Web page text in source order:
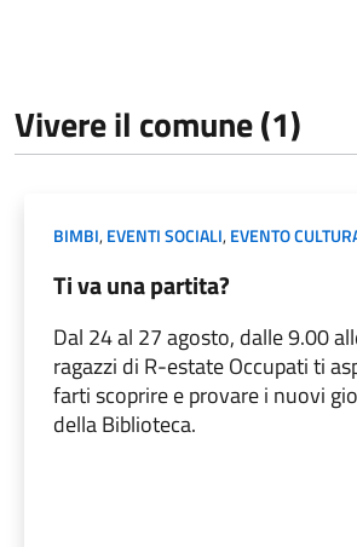
Vivere il comune (1)
BIMBI,EVENTI SOCIALI,EVENTO
Ti va una partita?
Dal 24 al 27 agosto, dalle 9.00
ragazzi di R-estate Occupati ti
farti scoprire e provare i nuovi
della Biblioteca.